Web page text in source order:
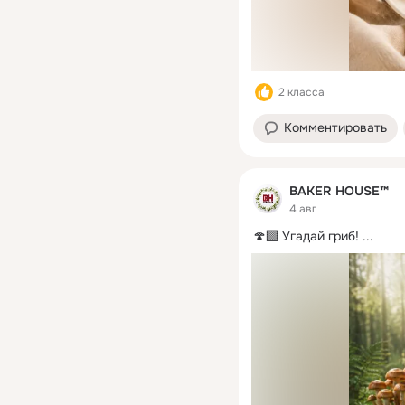
2 класса
Комментировать
BAKER HOUSE™
4 авг
🍄‍🟫 Угадай гриб! ...